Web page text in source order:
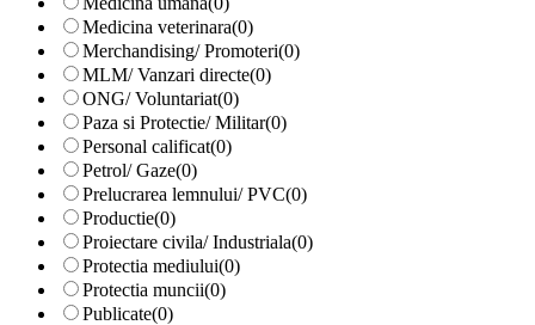
Medicina veterinara(0)
Merchandising/ Promoteri(0)
MLM/ Vanzari directe(0)
ONG/ Voluntariat(0)
Paza si Protectie/ Militar(0)
Personal calificat(0)
Petrol/ Gaze(0)
Prelucrarea lemnului/ PVC(0)
Productie(0)
Proiectare civila/ Industriala(0)
Protectia mediului(0)
Protectia muncii(0)
Publicate(0)